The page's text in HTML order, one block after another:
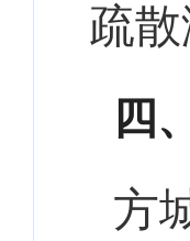
疏散
四、
方